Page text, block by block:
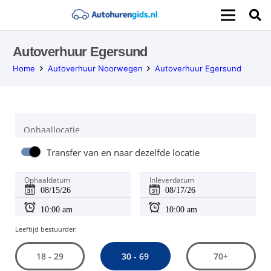
Autoverhuur Egersund
Home Autoverhuur Noorwegen Autoverhuur Egersund
Ophaallocatie
Transfer van en naar dezelfde locatie
Ophaaldatum Inleverdatum
Leeftijd bestuurder:
18 - 29 30 - 69 70+